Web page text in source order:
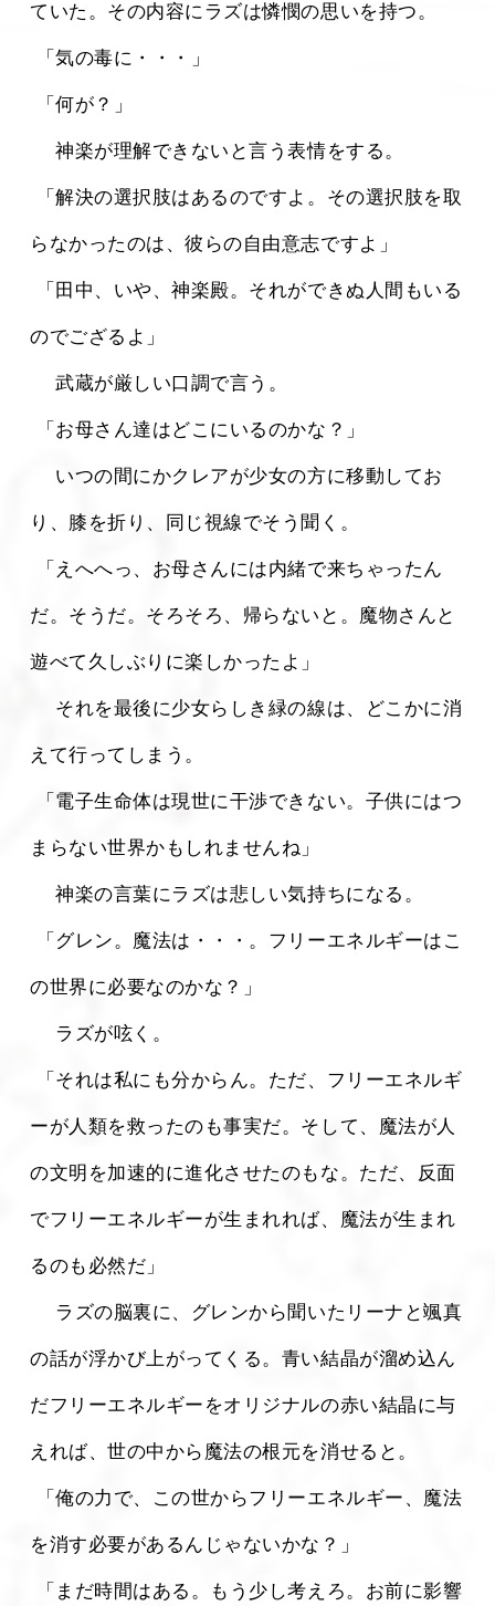
ていた。その内容にラズは憐憫の思いを持つ。
「気の毒に・・・」
「何が？」
神楽が理解できないと言う表情をする。
らなかったのは、彼らの自由意志ですよ」
のでござるよ」
武蔵が厳しい口調で言う。
「お母さん達はどこにいるのかな？」
り、膝を折り、同じ視線でそう聞く。
だ。そうだ。そろそろ、帰らないと。魔物さんと
遊べて久しぶりに楽しかったよ」
えて行ってしまう。
まらない世界かもしれませんね」
神楽の言葉にラズは悲しい気持ちになる。
の世界に必要なのかな？」
ラズが呟く。
ーが人類を救ったのも事実だ。そして、魔法が人
の文明を加速的に進化させたのもな。ただ、反面
でフリーエネルギーが生まれれば、魔法が生まれ
るのも必然だ」
の話が浮かび上がってくる。青い結晶が溜め込ん
だフリーエネルギーをオリジナルの赤い結晶に与
えれば、世の中から魔法の根元を消せると。
を消す必要があるんじゃないかな？」